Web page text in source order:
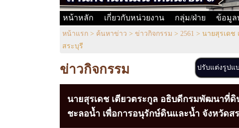
หน้าหลัก เกี่ยวกับหน่วยงาน กลุ่ม/ฝ่าย ข้อมูล
หน้าแรก > ค้นหาข่าว > ข่าวกิจกรรม > 2561 > นายสุรเดช
สระบุรี
ข่าวกิจกรรม
นายสุรเดช เตียวตระกูล อธิบดีกรมพัฒนาที่
ชะลอน้ำ เพื่อการอนุรักษ์ดินและน้ำ จังหวัดส
ปรับแต่งรูปแ